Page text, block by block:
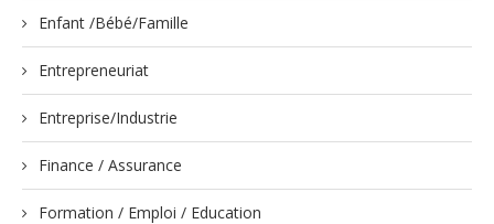
Enfant /Bébé/Famille
Entrepreneuriat
Entreprise/Industrie
Finance / Assurance
Formation / Emploi / Education